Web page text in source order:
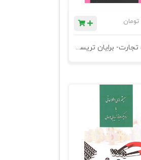
تومان
قدرت تجارت- برایان تریسی- آراد کتاب